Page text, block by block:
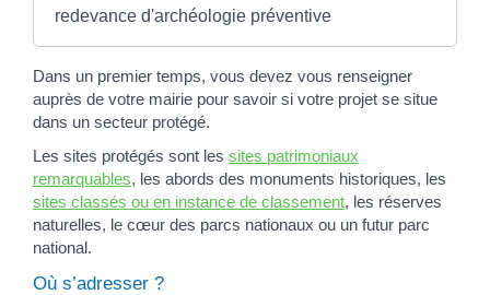
redevance d'archéologie préventive
Dans un premier temps, vous devez vous renseigner
auprès de votre mairie pour savoir si votre projet se situe
dans un secteur protégé.
Les sites protégés sont les sites patrimoniaux
remarquables, les abords des monuments historiques, les
sites classés ou en instance de classement, les réserves
naturelles, le cœur des parcs nationaux ou un futur parc
national.
Où s’adresser ?